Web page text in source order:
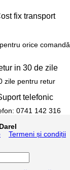
fix transport
orice comandă
in 30 de zile
zile pentru retur
telefonic
0741 142 316
Termeni și condiții